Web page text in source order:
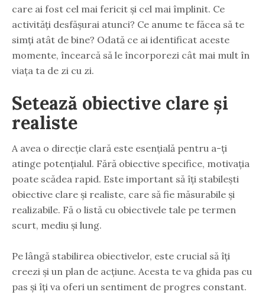
care ai fost cel mai fericit și cel mai împlinit. Ce
activități desfășurai atunci? Ce anume te făcea să te
simți atât de bine? Odată ce ai identificat aceste
momente, încearcă să le încorporezi cât mai mult în
viața ta de zi cu zi.
Setează obiective clare și
realiste
A avea o direcție clară este esențială pentru a-ți
atinge potențialul. Fără obiective specifice, motivația
poate scădea rapid. Este important să îți stabilești
obiective clare și realiste, care să fie măsurabile și
realizabile. Fă o listă cu obiectivele tale pe termen
scurt, mediu și lung.
Pe lângă stabilirea obiectivelor, este crucial să îți
creezi și un plan de acțiune. Acesta te va ghida pas cu
pas și îți va oferi un sentiment de progres constant.